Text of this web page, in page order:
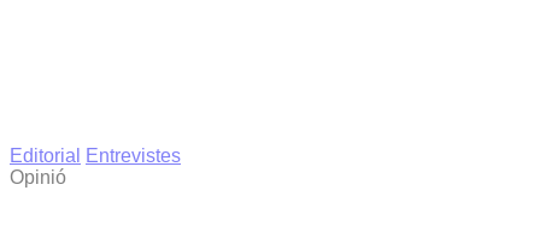
Editorial
Entrevistes
Opinió